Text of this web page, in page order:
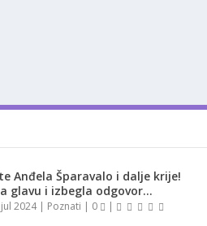
Anđela Šparavalo i dalje krije!
glavu i izbegla odgovor…
2024| Poznati | 0 |